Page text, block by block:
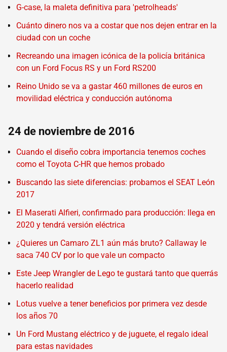
G-case, la maleta definitiva para 'petrolheads'
Cuánto dinero nos va a costar que nos dejen entrar en la
ciudad con un coche
Recreando una imagen icónica de la policía británica
con un Ford Focus RS y un Ford RS200
Reino Unido se va a gastar 460 millones de euros en
movilidad eléctrica y conducción autónoma
24 de noviembre de 2016
Cuando el diseño cobra importancia tenemos coches
como el Toyota C-HR que hemos probado
Buscando las siete diferencias: probamos el SEAT León
2017
El Maserati Alfieri, confirmado para producción: llega en
2020 y tendrá versión eléctrica
¿Quieres un Camaro ZL1 aún más bruto? Callaway le
saca 740 CV por lo que vale un compacto
Este Jeep Wrangler de Lego te gustará tanto que querrás
hacerlo realidad
Lotus vuelve a tener beneficios por primera vez desde
los años 70
Un Ford Mustang eléctrico y de juguete, el regalo ideal
para estas navidades